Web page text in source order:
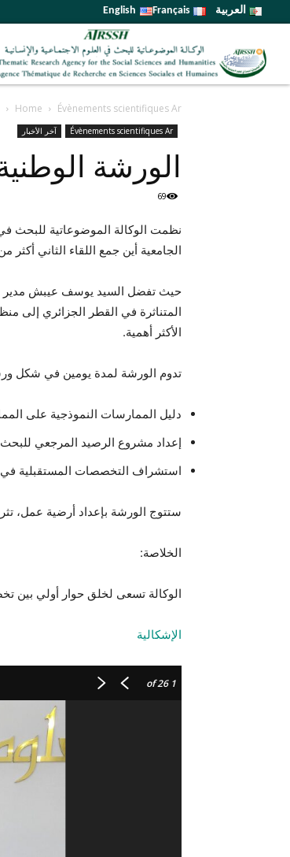
العربية Français
English
Home Évènements scientifiques Ar
Évènements scientifiques Ar آخر الأخبار
الورشة
69
نظمت الوكالة الموضوعاتية للبحث في
الجامعية أين جمع اللقاء الثاني أكثر من 50 مخبر من مخابر العلوم
حيث تفضل السيد يوسف عيبش مدير
المتناثرة في القطر الجزائري إلى
الأكثر أهمية.
تدوم الورشة لمدة يومين في شكل
دليل الممارسات النموذجية على
إعداد مشروع الرصيد المرجعي للبحث
استشراف التخصصات المستقبلية في
ستتوج الورشة بإعداد أرضية عمل،
الخلاصة:
الوكالة تسعى لخلق حوار أولي بين
الإشكالية
1
of 26